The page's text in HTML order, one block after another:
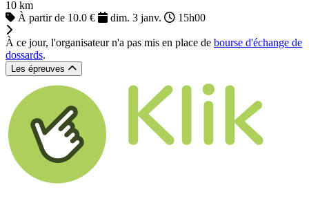
10 km
À partir de 10.0 €
dim. 3 janv. 15h00
À ce jour, l'organisateur n'a pas mis en place de bourse d'échange de
dossards.
Les épreuves